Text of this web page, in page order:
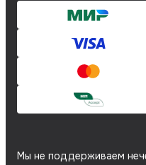
Мы не поддерживаем